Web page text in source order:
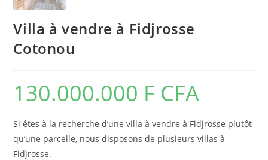
Villa à vendre à Fidjrosse
Cotonou
130.000.000 F CFA
Si êtes à la recherche d’une villa à vendre à Fidjrosse plutôt
qu’une parcelle, nous disposons de plusieurs villas à
Fidjrosse.